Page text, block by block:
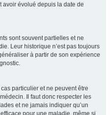
avoir évolué depuis la date de
sont souvent partielles et ne
Leur historique n’est pas toujours
à partir de son expérience
particulier et ne peuvent être
Il faut donc respecter les
et ne jamais indiquer qu’un
pour une maladie, même si